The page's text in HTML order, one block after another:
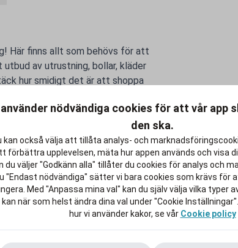
Här finns allt som behövs för att
av utrustning, bollar, kläder
hur smidigt det är att shoppa
livet efter studierna lite rikare.
nödvändiga cookies för att vår app
den ska.
kan också välja att tillåta analys- och
förbättra upplevelsen, mäta hur appen används och visa
du väljer "Godkänn alla" tillåter du cookies för analys och
"Endast nödvändiga" sätter vi bara cookies som krävs för
Med "Anpassa mina val" kan du själv välja vilka typer
kan när som helst ändra dina val under "Cookie
hur vi använder kakor, se vår Cookie policy